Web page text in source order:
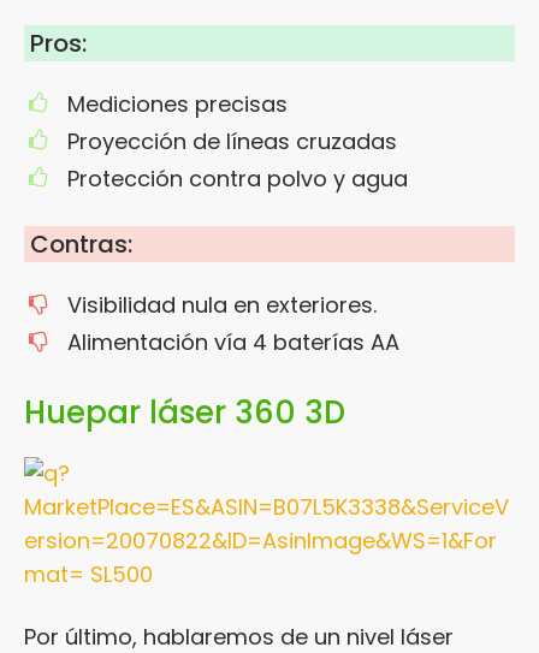
Pros:
Mediciones precisas
Proyección de líneas cruzadas
Protección contra polvo y agua
Contras:
Visibilidad nula en exteriores.
Alimentación vía 4 baterías AA
Huepar láser 360 3D
Por último, hablaremos de un nivel láser